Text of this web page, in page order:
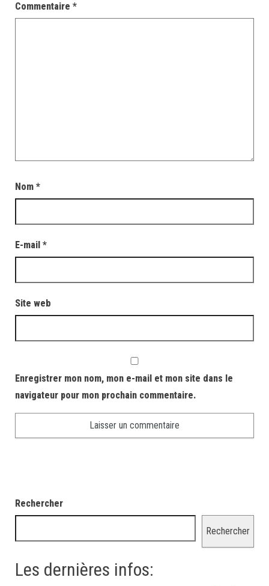
Commentaire *
Nom *
E-mail *
Site web
Enregistrer mon nom, mon e-mail et mon site dans le
navigateur pour mon prochain commentaire.
Rechercher
Rechercher
Les dernières infos: